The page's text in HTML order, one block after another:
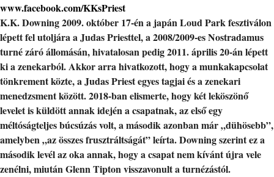
www.facebook.com/KKsPriest
K.K. Downing 2009. október 17-én a japán Loud Park fesztiválon
lépett fel utoljára a Judas Priesttel, a 2008/2009-es Nostradamus
turné záró állomásán, hivatalosan pedig 2011. április 20-án lépett
ki a zenekarból. Akkor arra hivatkozott, hogy a munkakapcsolat
tönkrement közte, a Judas Priest egyes tagjai és a zenekari
menedzsment között. 2018-ban elismerte, hogy két leköszönő
levelet is küldött annak idején a csapatnak, az első egy
méltóságteljes búcsúzás volt, a második azonban már „dühösebb”,
amelyben „az összes frusztráltságát” leírta. Downing szerint ez a
második levél az oka annak, hogy a csapat nem kívánt újra vele
zenélni, miután Glenn Tipton visszavonult a turnézástól.